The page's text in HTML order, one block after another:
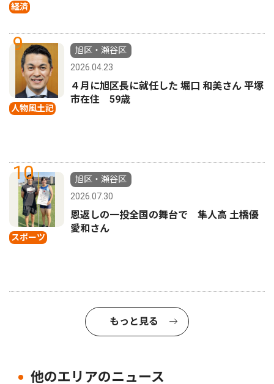
経済
9
人物風土記
旭区・瀬谷区
2026.04.23
４月に旭区長に就任した 堀口 和美さん 平塚
市在住 59歳
10
スポーツ
旭区・瀬谷区
2026.07.30
恩返しの一投全国の舞台で 隼人高 土橋優
愛和さん
もっと見る
他のエリアのニュース